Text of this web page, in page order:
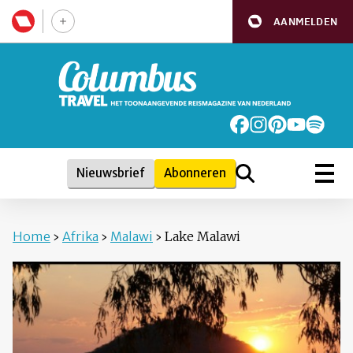
AANMELDEN
Nieuwsbrief Abonneren
Home › Afrika › Malawi › Lake Malawi